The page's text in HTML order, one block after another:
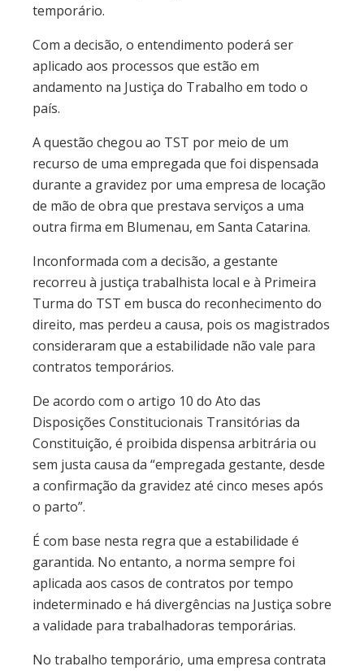
temporário.
Com a decisão, o entendimento poderá ser
aplicado aos processos que estão em
andamento na Justiça do Trabalho em todo o
país.
A questão chegou ao TST por meio de um
recurso de uma empregada que foi dispensada
durante a gravidez por uma empresa de locação
de mão de obra que prestava serviços a uma
outra firma em Blumenau, em Santa Catarina.
Inconformada com a decisão, a gestante
recorreu à justiça trabalhista local e à Primeira
Turma do TST em busca do reconhecimento do
direito, mas perdeu a causa, pois os magistrados
consideraram que a estabilidade não vale para
contratos temporários.
De acordo com o artigo 10 do Ato das
Disposições Constitucionais Transitórias da
Constituição, é proibida dispensa arbitrária ou
sem justa causa da “empregada gestante, desde
a confirmação da gravidez até cinco meses após
o parto”.
É com base nesta regra que a estabilidade é
garantida. No entanto, a norma sempre foi
aplicada aos casos de contratos por tempo
indeterminado e há divergências na Justiça sobre
a validade para trabalhadoras temporárias.
No trabalho temporário, uma empresa contrata